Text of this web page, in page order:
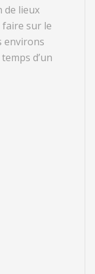
de lieux
faire sur le
environs
d’un